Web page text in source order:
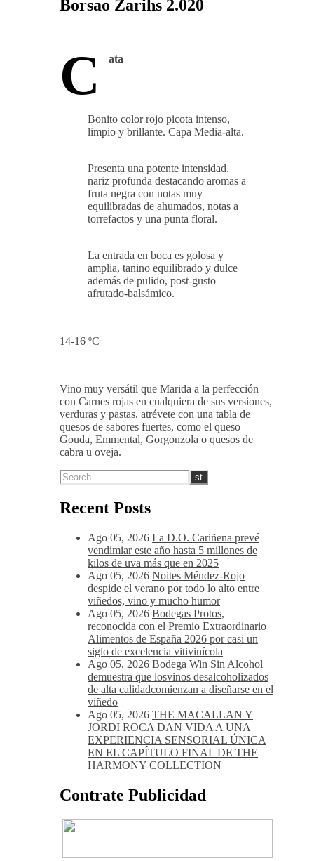
Borsao Zarihs 2.020
C ata
Bonito color rojo picota intenso,
limpio y brillante. Capa Media-alta.
Presenta una potente intensidad,
nariz profunda destacando aromas a
fruta negra con notas muy
equilibradas de ahumados, notas a
torrefactos y una punta floral.
La entrada en boca es golosa y
amplia, tanino equilibrado y dulce
además de pulido, post-gusto
afrutado-balsámico.
14-16 ºC
Vino muy versátil que Marida a la perfección
con Carnes rojas en cualquiera de sus versiones,
verduras y pastas, atrévete con una tabla de
quesos de sabores fuertes, como el queso
Gouda, Emmental, Gorgonzola o quesos de
cabra u oveja.
Recent Posts
Ago 05, 2026 La D.O. Cariñena prevé
vendimiar este año hasta 5 millones de
kilos de uva más que en 2025
Ago 05, 2026 Noites Méndez-Rojo
despide el verano por todo lo alto entre
viñedos, vino y mucho humor
Ago 05, 2026 Bodegas Protos,
reconocida con el Premio Extraordinario
Alimentos de España 2026 por casi un
siglo de excelencia vitivinícola
Ago 05, 2026 Bodega Win Sin Alcohol
demuestra que losvinos desalcoholizados
de alta calidadcomienzan a diseñarse en el
viñedo
Ago 05, 2026 THE MACALLAN Y
JORDI ROCA DAN VIDA A UNA
EXPERIENCIA SENSORIAL ÚNICA
EN EL CAPÍTULO FINAL DE THE
HARMONY COLLECTION
Contrate Publicidad